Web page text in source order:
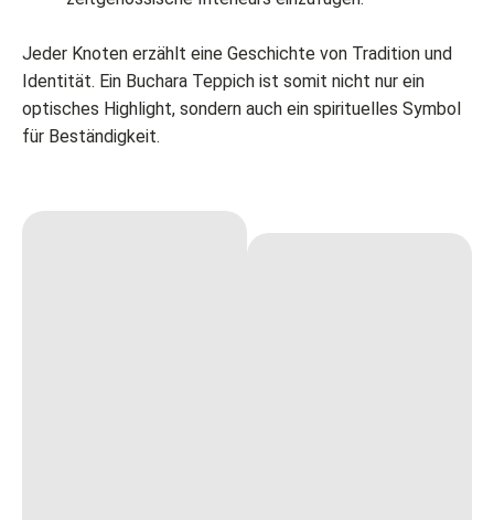
Jeder Knoten erzählt eine Geschichte von Tradition und
Identität. Ein Buchara Teppich ist somit nicht nur ein
optisches Highlight, sondern auch ein spirituelles Symbol
für Beständigkeit.